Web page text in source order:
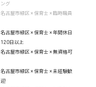
ング
名古屋市緑区 × 保育士 × 臨時職員
名古屋市緑区 × 保育士 × 年間休日
120日以上
名古屋市緑区 × 保育士 × 無資格可
名古屋市緑区 × 保育士 × 未経験歓
迎